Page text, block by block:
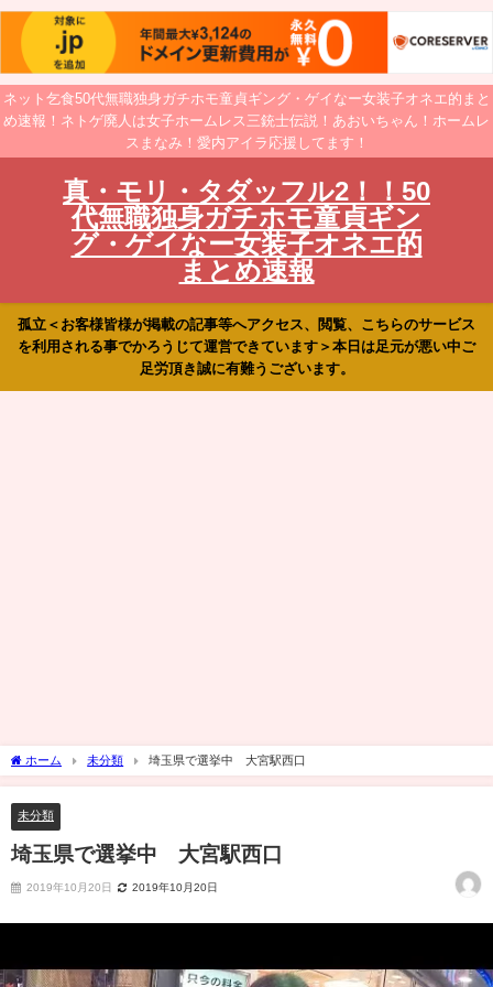
ネット乞食50代無職独身ガチホモ童貞ギング・ゲイなー女装子オネエ的まと
め速報！ネトゲ廃人は女子ホームレス三銃士伝説！あおいちゃん！ホームレ
スまなみ！愛内アイラ応援してます！
真・モリ・タダッフル2！！50
代無職独身ガチホモ童貞ギン
グ・ゲイなー女装子オネエ的
まとめ速報
孤立＜お客様皆様が掲載の記事等へアクセス、閲覧、こちらのサービス
を利用される事でかろうじて運営できています＞本日は足元が悪い中ご
足労頂き誠に有難うございます。
ホーム 未分類 埼玉県で選挙中 大宮駅西口
未分類
埼玉県で選挙中 大宮駅西口
2019年10月20日 2019年10月20日